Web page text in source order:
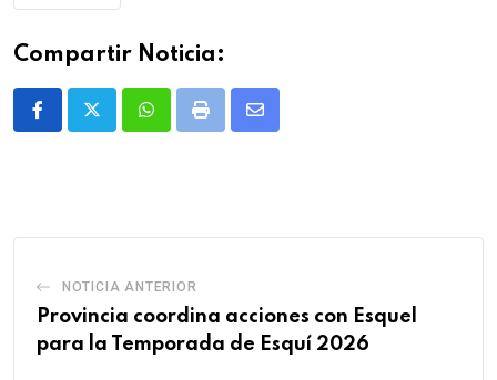
Compartir Noticia:
WhatsappPrint
Share
NOTICIA ANTERIOR
Provincia coordina acciones con Esquel
para la Temporada de Esquí 2026